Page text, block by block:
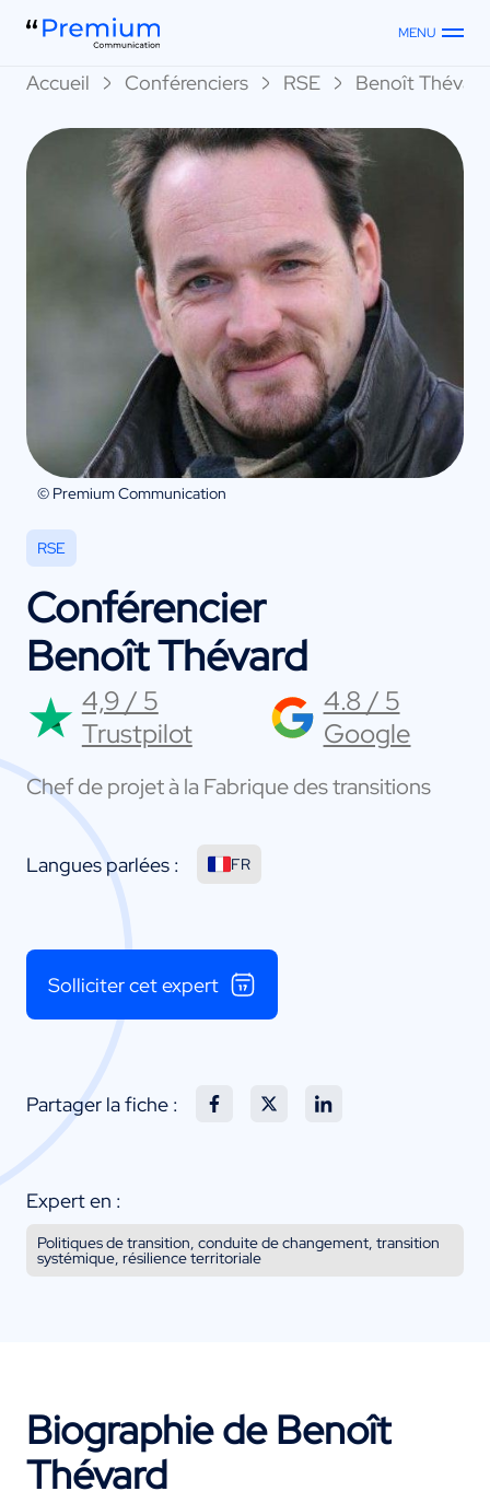
MENU
Accueil Conférenciers RSE Benoît Thévard
© Premium Communication
RSE
Conférencier
Benoît Thévard
4,9 / 5
Trustpilot
4.8 / 5
Google
Chef de projet à la Fabrique des transitions
Langues parlées : FR
Solliciter cet expert
Partager la fiche :
Expert en :
Politiques de transition, conduite de changement, transition
systémique, résilience territoriale
Biographie de Benoît
Thévard